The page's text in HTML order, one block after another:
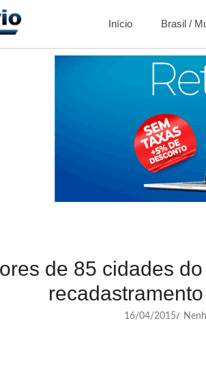
Início Brasil /
de 85 cidades
16/04/2015/